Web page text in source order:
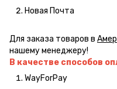
Новая Почта
Для заказа товаров в
нашему менеджеру!
В качестве способов
WayForPay